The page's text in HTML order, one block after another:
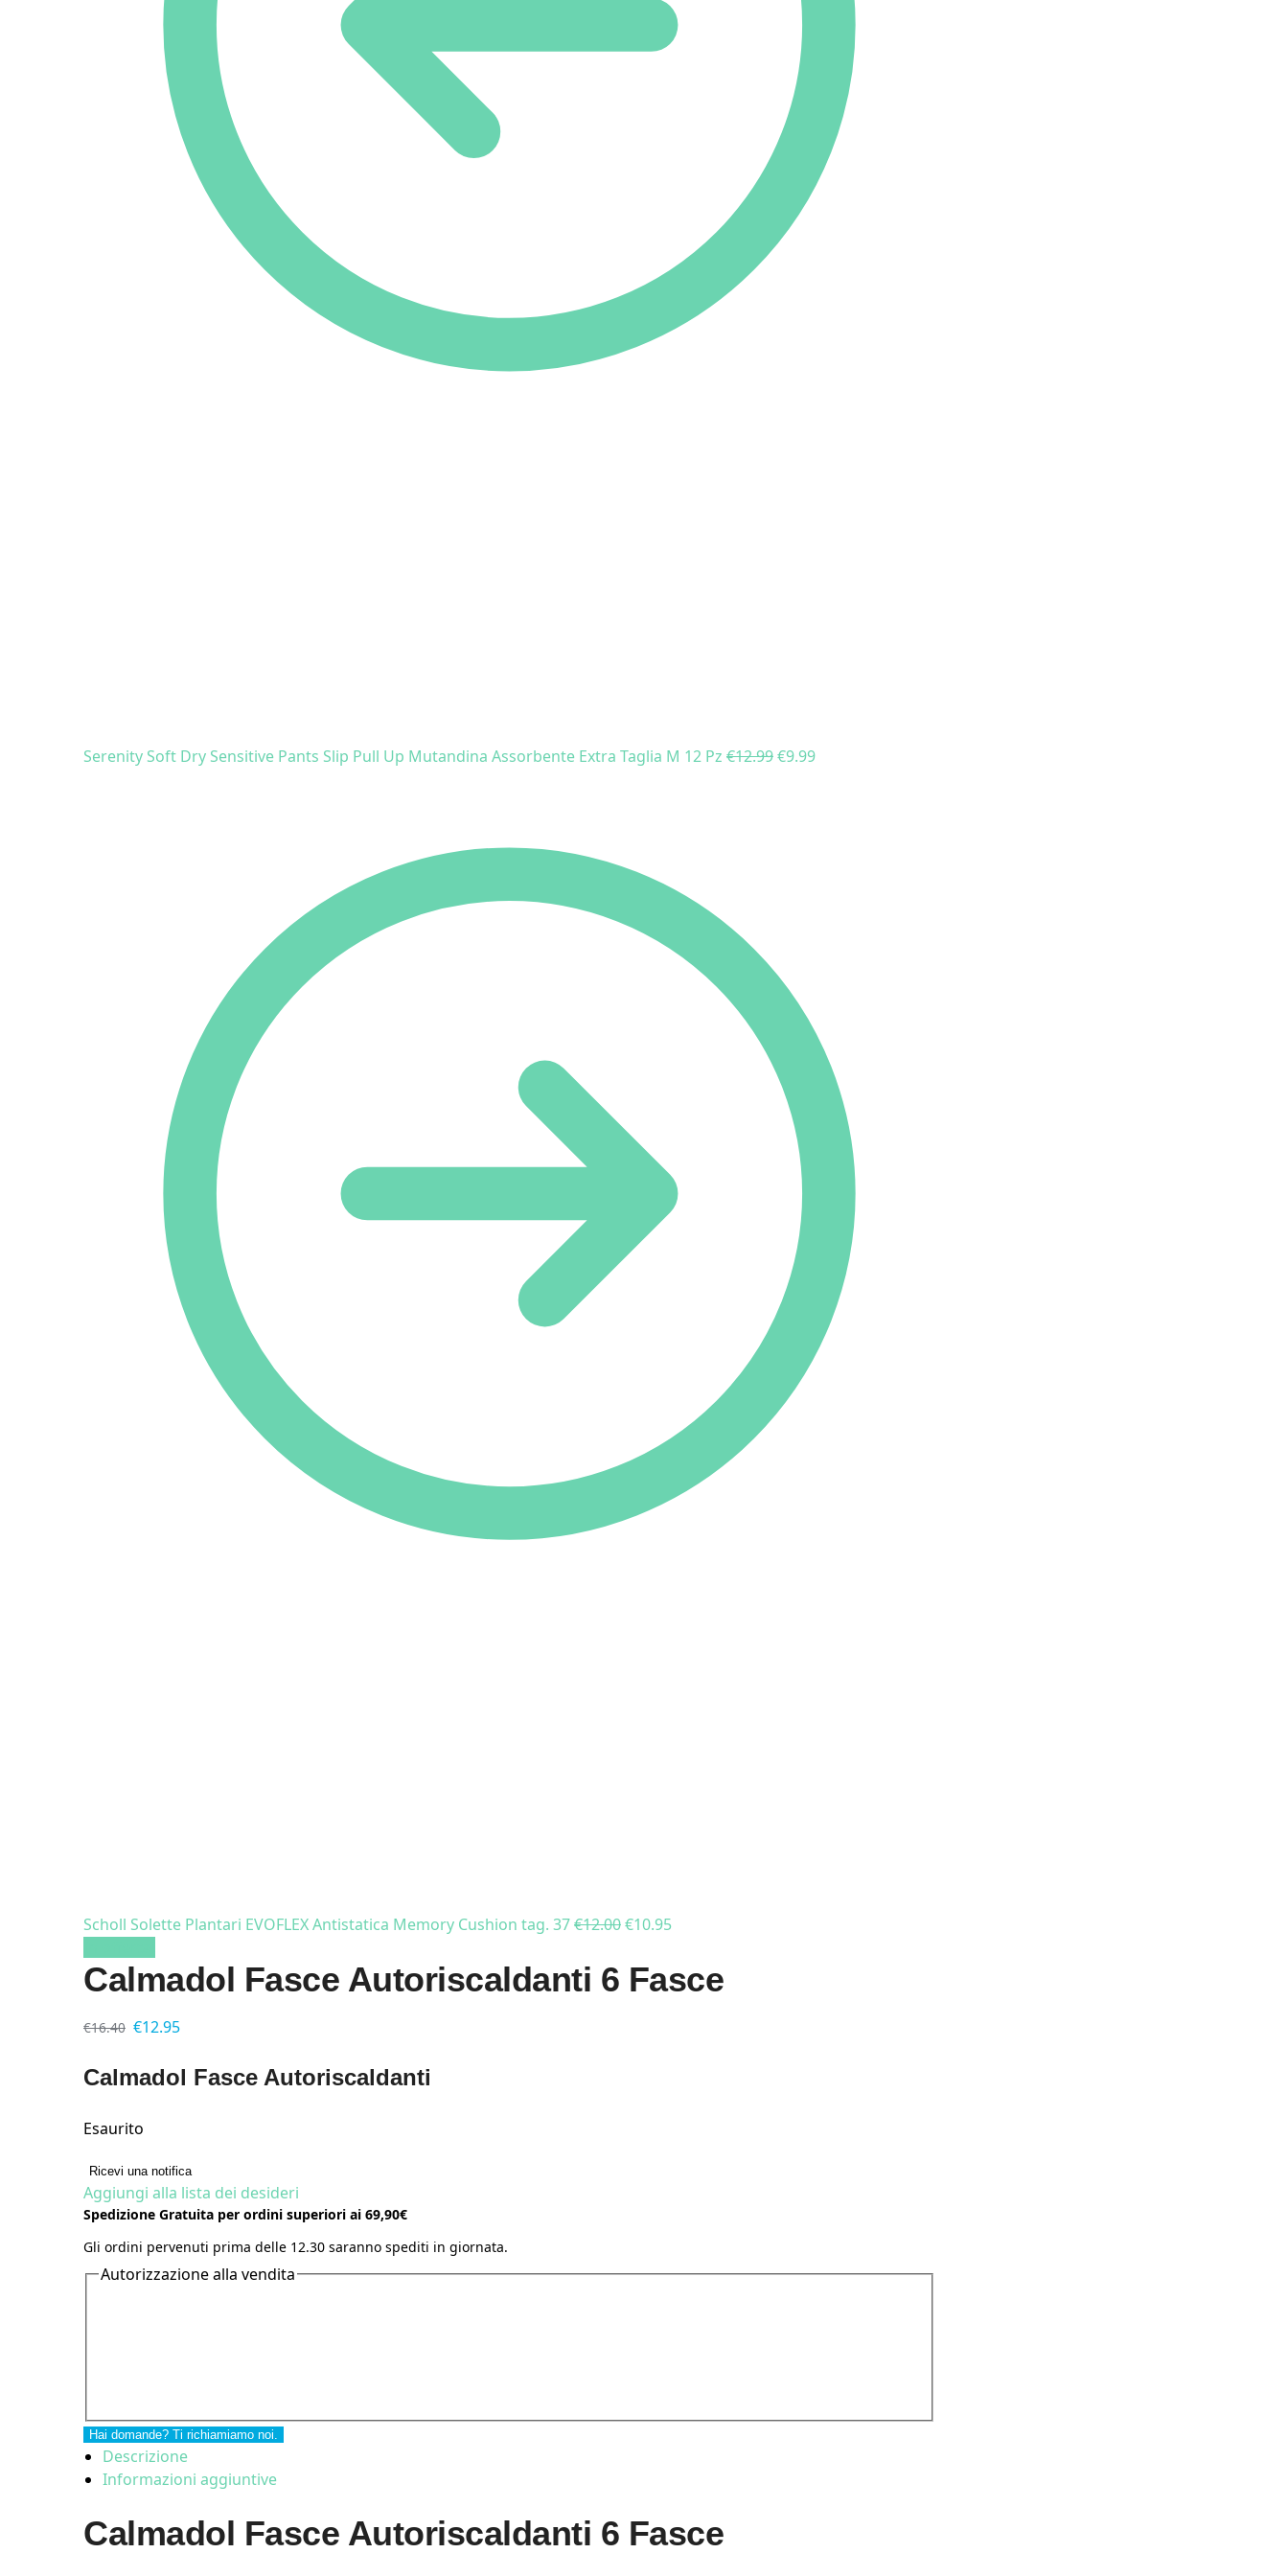
Serenity Soft Dry Sensitive Pants Slip Pull Up Mutandina Assorbente Extra Taglia M 12 Pz €12.99€9.99
Scholl Solette Plantari EVOFLEX Antistatica Memory Cushion tag. 37€12.00€10.95
Calmadol Fasce Autoriscaldanti 6 Fasce
€16.40 €12.95
Calmadol Fasce Autoriscaldanti
Esaurito
Ricevi una notifica
Aggiungi alla lista dei desideri
Spedizione Gratuita per ordini superiori ai 69,90€
Gli ordini pervenuti prima delle 12.30 saranno spediti in giornata.
Autorizzazione alla vendita
Hai domande? Ti richiamiamo noi.
Descrizione
Informazioni aggiuntive
Calmadol Fasce Autoriscaldanti 6 Fasce